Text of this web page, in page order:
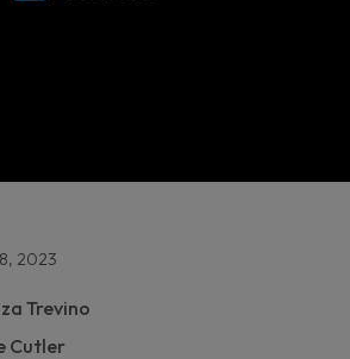
2023
Trevino
Cutler